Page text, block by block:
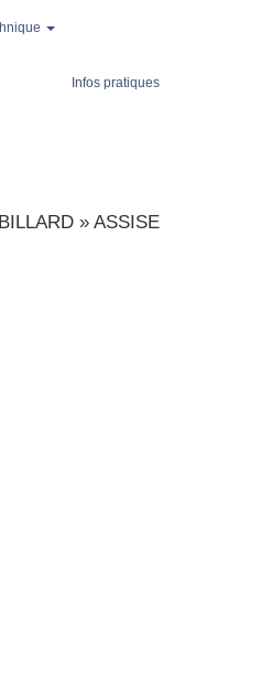
Infos pratiques
» ASSISE